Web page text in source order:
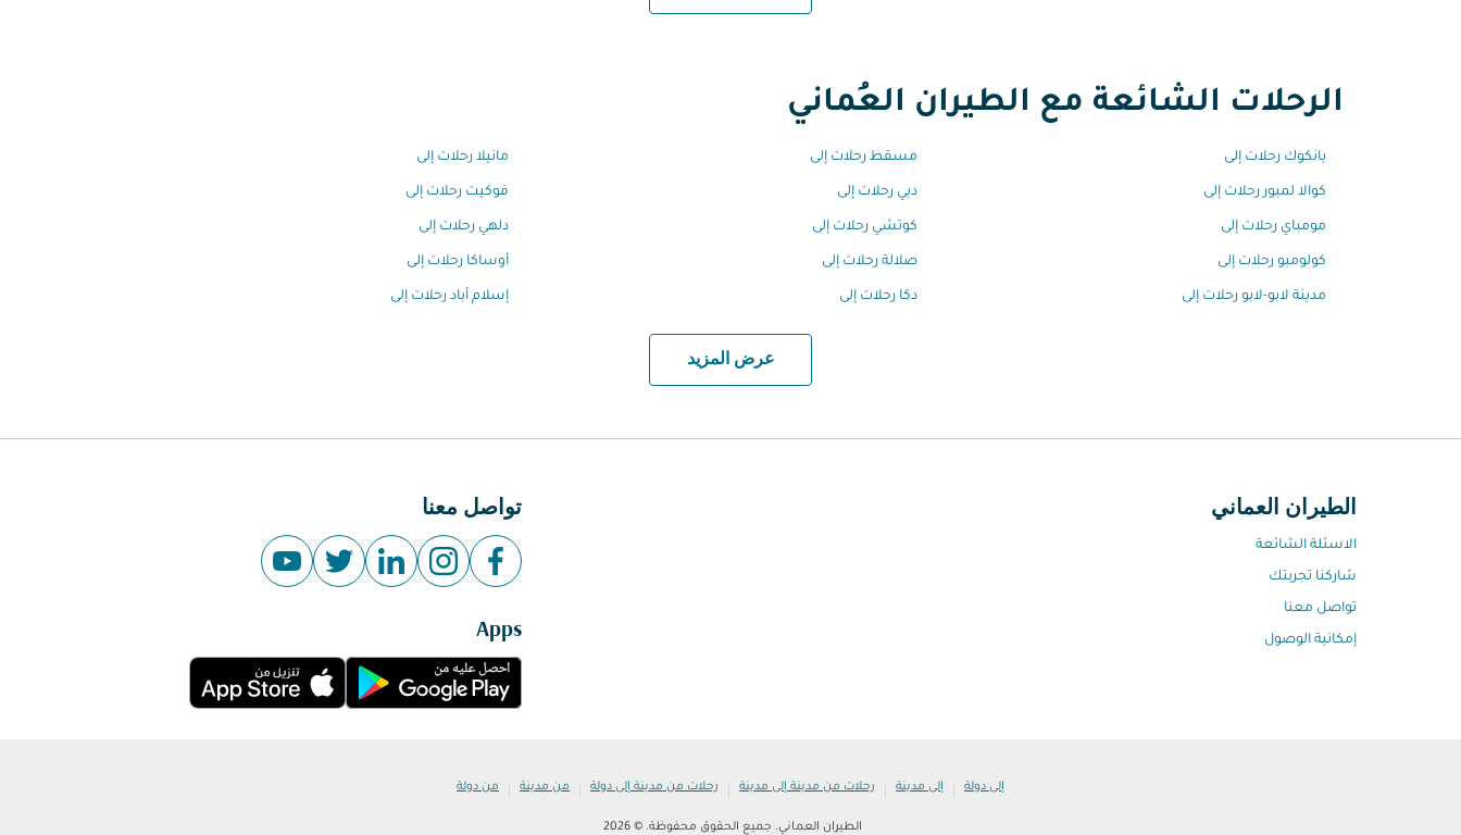
الرحلات الشائعة مع الطيران العُماني
بانكوك رحلات إلى مسقط رحلات إلى مانيلا رحلات إلى
كوالا لمبور رحلات إلى دبي رحلات إلى فوكيت رحلات إلى
مومباي رحلات إلى كوتشي رحلات إلى دلهي رحلات إلى
كولومبو رحلات إلى صلالة رحلات إلى أوساكا رحلات إلى
مدينة لابو-لابو رحلات إلى دكا رحلات إلى إسلام أباد رحلات إلى
عرض المزيد
الطيران العماني
الاسئلة الشائعة
شاركنا تجربتك
تواصل معنا
إمكانية الوصول
تواصل معنا
Apps
إلى دولة | إلى مدينة | رحلات من مدينة إلى مدينة | رحلات من مدينة إلى دولة | من مدينة | من دولة
الطيران العماني. جميع الحقوق محفوظة. © 2026